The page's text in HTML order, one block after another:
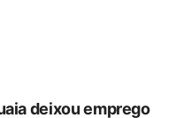
deixou emprego